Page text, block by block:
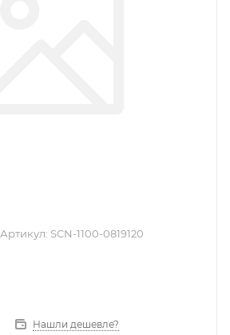
Артикул: SCN-1100-0819120
Нашли дешевле?